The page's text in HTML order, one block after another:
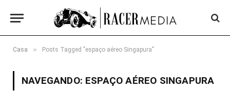
Casa » Posts Tagged "espaço aéreo Singapura"
NAVEGANDO: ESPAÇO AÉREO SINGAPURA